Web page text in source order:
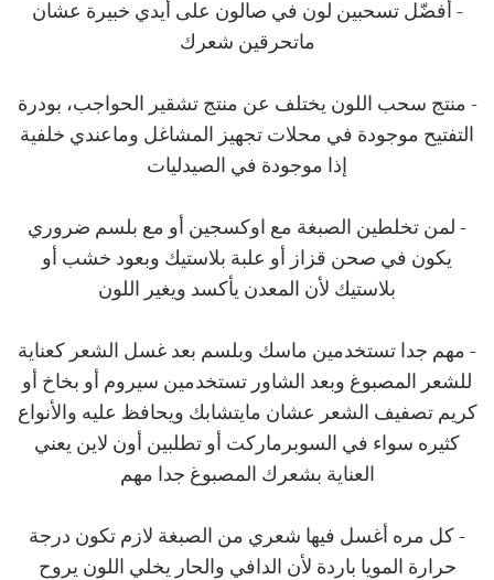
- أفضّل تسحبين لون في صالون على أيدي خبيرة عشان
ماتحرقين شعرك
- منتج سحب اللون يختلف عن منتج تشقير الحواجب، بودرة
التفتيح موجودة في محلات تجهيز المشاغل وماعندي خلفية
إذا موجودة في الصيدليات
- لمن تخلطين الصبغة مع اوكسجين أو مع بلسم ضروري
يكون في صحن قزاز أو علبة بلاستيك وبعود خشب أو
بلاستيك لأن المعدن يأكسد ويغير اللون
- مهم جدا تستخدمين ماسك وبلسم بعد غسل الشعر كعناية
للشعر المصبوغ وبعد الشاور تستخدمين سيروم أو بخاخ أو
كريم تصفيف الشعر عشان مايتشابك ويحافظ عليه والأنواع
كثيره سواء في السوبرماركت أو تطلبين أون لاين يعني
العناية بشعرك المصبوغ جدا مهم
- كل مره أغسل فيها شعري من الصبغة لازم تكون درجة
حرارة المويا باردة لأن الدافي والحار يخلي اللون يروح